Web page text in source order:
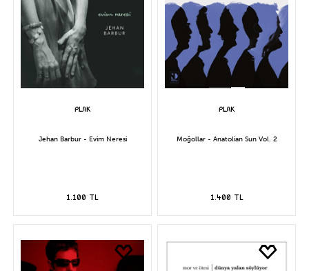
Jehan Barbur - Evim Neresi
1.100 TL
Moğollar - Anatolian Sun Vol. 2
1.400 TL